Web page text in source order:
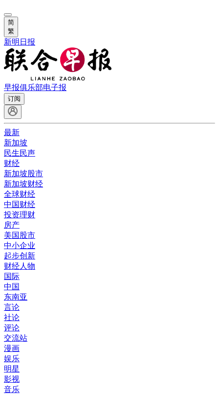
简
繁
新明日报
早报俱乐部电子报
订阅
最新
新加坡
民生民声
财经
新加坡股市
新加坡财经
全球财经
中国财经
投资理财
房产
美国股市
中小企业
起步创新
财经人物
国际
中国
东南亚
言论
社论
评论
交流站
漫画
娱乐
明星
影视
音乐